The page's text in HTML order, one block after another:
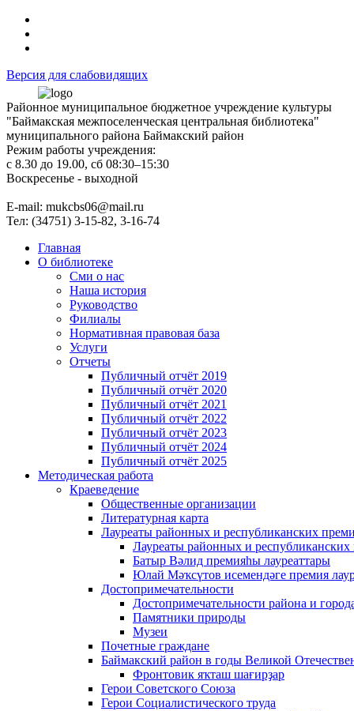
Версия для слабовидящих
Районное муниципальное бюджетное учреждение культуры
"Баймакская межпоселенческая центральная библиотека"
муниципального района Баймакский район
Режим работы учреждения:
с 8.30 до 19.00, сб 08:30–15:30
Воскресенье - выходной
Е-mail: mukcbs06@mail.ru
Тел: (34751) 3-15-82, 3-16-74
Главная
О библиотеке
Сми о нас
Наша история
Руководство
Филиалы
Нормативная правовая база
Услуги
Отчеты
Публичный отчёт 2019
Публичный отчёт 2020
Публичный отчёт 2021
Публичный отчёт 2022
Публичный отчёт 2023
Публичный отчёт 2024
Публичный отчёт 2025
Методическая работа
Краеведение
Общественные организации
Литературная карта
Лауреаты районных и республиканских
Лауреаты районных и
Батыр Вәлид премияһы лауреаттары
Юлай Мәҡсүтов исемендәге премия
Достопримечательности
Достопримечательности района и
Памятники природы
Музеи
Почетные граждане
Баймакский район в годы Великой
Фронтовик яҡташ шағирҙар
Герои Советского Союза
Герои Социалистического труда